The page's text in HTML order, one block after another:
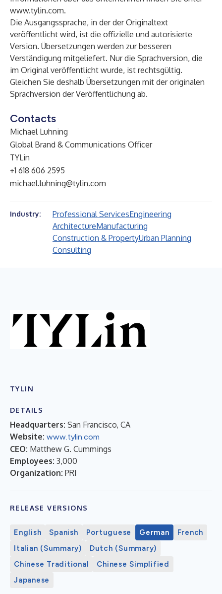
www.tylin.com.
Die Ausgangssprache, in der der Originaltext
veröffentlicht wird, ist die offizielle und autorisierte
Version. Übersetzungen werden zur besseren
Verständigung mitgeliefert. Nur die Sprachversion, die
im Original veröffentlicht wurde, ist rechtsgültig.
Gleichen Sie deshalb Übersetzungen mit der originalen
Sprachversion der Veröffentlichung ab.
Contacts
Michael Luhning
Global Brand & Communications Officer
TYLin
+1 618 606 2595
michael.luhning@tylin.com
Industry: Professional ServicesEngineering
ArchitectureManufacturing
Construction & PropertyUrban Planning
Consulting
TYLIN
DETAILS
Headquarters: San Francisco, CA
Website: www.tylin.com
CEO: Matthew G. Cummings
Employees: 3,000
Organization: PRI
RELEASE VERSIONS
English Spanish Portuguese German
French
Italian (Summary)
Dutch (Summary)
Chinese Traditional
Chinese Simplified
Japanese